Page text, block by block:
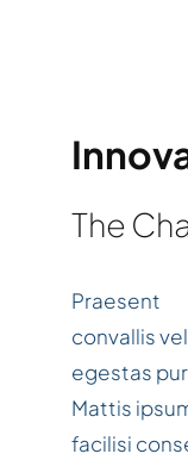
The
Praesent
convallis vel
egestas
Mattis
facilisi